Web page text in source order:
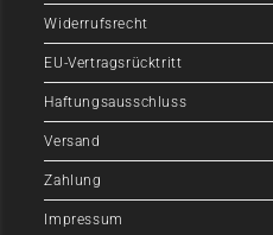
Widerrufsrecht
EU-Vertragsrücktritt
Haftungsausschluss
Versand
Zahlung
Impressum